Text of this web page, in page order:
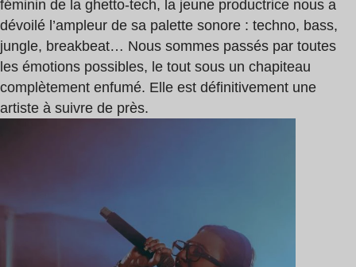
féminin de la ghetto-tech, la jeune productrice nous a
dévoilé l’ampleur de sa palette sonore : techno, bass,
jungle, breakbeat… Nous sommes passés par toutes
les émotions possibles, le tout sous un chapiteau
complètement enfumé. Elle est définitivement une
artiste à suivre de près.